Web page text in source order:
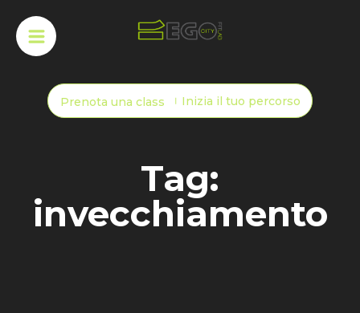
Prenota una class Inizia il tuo percorso
Tag:
invecchiamento